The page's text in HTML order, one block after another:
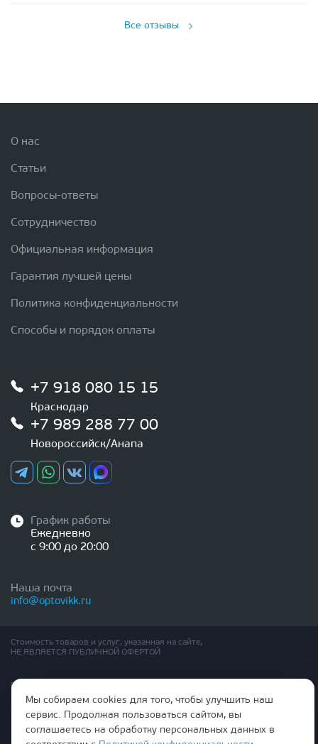
Все отзывы
О нас
Статьи
Вопросы-ответы
Сотрудничество
Официальная информация
Гарантия лучшей цены
Политика конфиденциальности
Способы и порядок оплаты
+7 918 080 15 15
Краснодар
+7 989 288 77 00
Новороссийск/Анапа
График работы
Ежедневно
с 9:00 до 20:00
Наша почта
info@optovikk.ru
Стоимость товаров и услуг, указанная на сайте,
НЕ ЯВЛЯЕТСЯ ПУБЛИЧНОЙ ОФЕРТОЙ
Правила эксплутации входных и межкомнатных дверей
Политика обработки персональных данных
Согласие на обработку персональных данных
Мы собираем cookies для того, чтобы улучшить наш
сервис. Продолжая пользоваться сайтом, вы
соглашаетесь на обработку персональных данных в